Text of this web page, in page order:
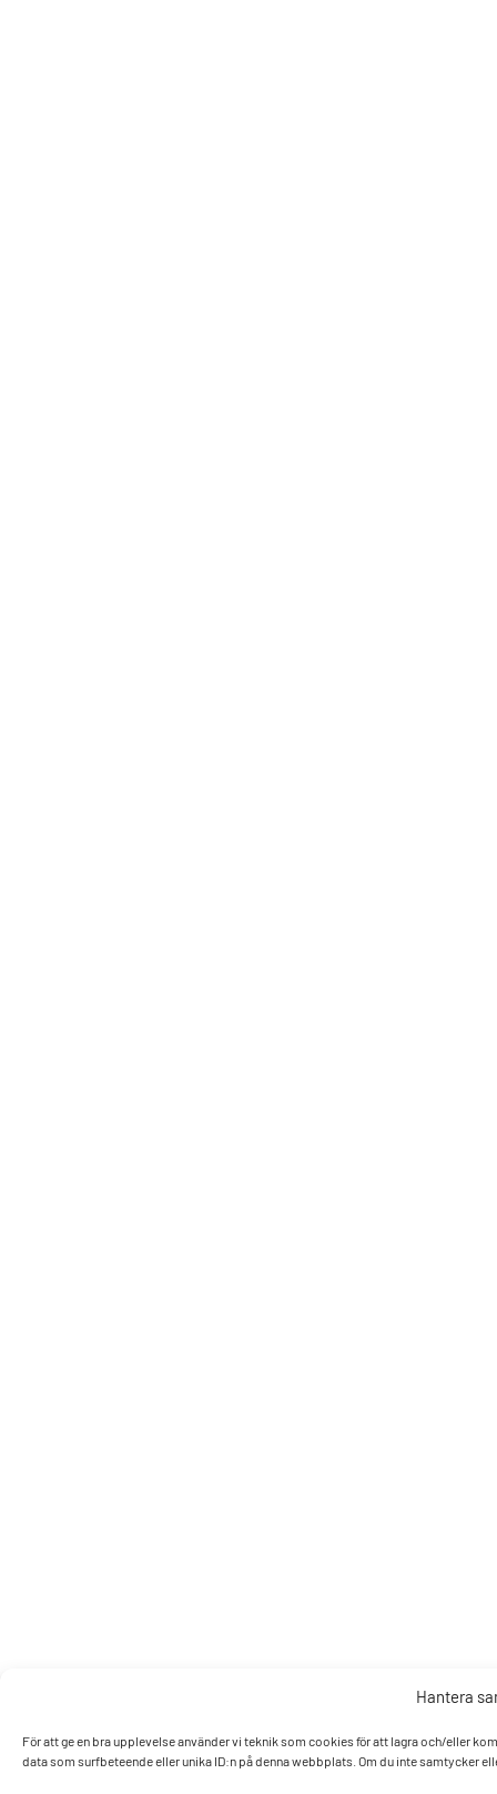
Hantera
För att ge en bra upplevelse använder vi teknik som cookies för att lagra och/eller
data som surfbeteende eller unika ID:n på denna webbplats. Om du inte samtycker